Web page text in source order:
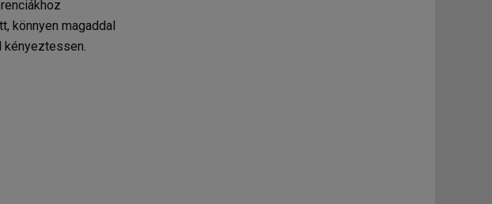
könnyen magaddal
kényeztessen.